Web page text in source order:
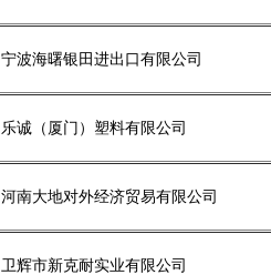
宁波海曙银田进出口有限公司
乐诚（厦门）塑料有限公司
河南大地对外经济贸易有限公司
卫辉市新克耐实业有限公司